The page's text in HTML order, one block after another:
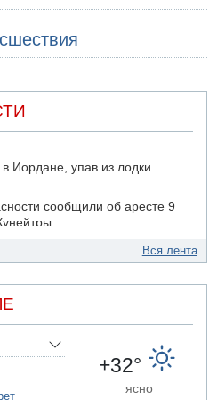
Иордане, упав из лодки
сообщили об аресте 9
усиление жары в
дроном по саудовскому НПЗ
забытый в закрытой машине
Вся лента
+32°
ясно